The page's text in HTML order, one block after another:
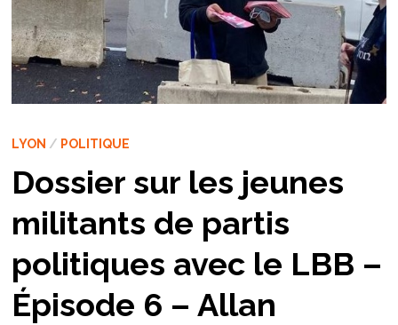
LYON / POLITIQUE
Dossier sur les jeunes
militants de partis
politiques avec le LBB –
Épisode 6 – Allan